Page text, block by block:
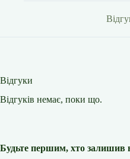
Відгуки
Відгуків немає, поки що.
Будьте першим, хто залишив